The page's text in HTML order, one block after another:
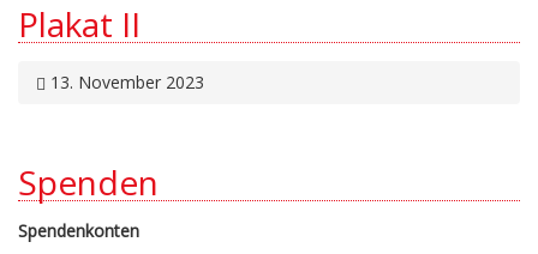
Plakat II
13. November 2023
Spenden
Spendenkonten